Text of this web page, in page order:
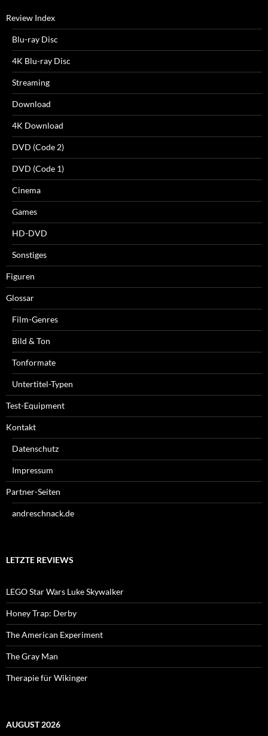
Review Index
Blu-ray Disc
4K Blu-ray Disc
Streaming
Download
4K Download
DVD (Code 2)
DVD (Code 1)
Cinema
Games
HD-DVD
Sonstiges
Figuren
Glossar
Film-Genres
Bild & Ton
Tonformate
Untertitel-Typen
Test-Equipment
Kontakt
Datenschutz
Impressum
Partner-Seiten
andreschnack.de
LETZTE REVIEWS
LEGO Star Wars Luke Skywalker
Honey Trap: Derby
The American Experiment
The Gray Man
Therapie für Wikinger
AUGUST 2026